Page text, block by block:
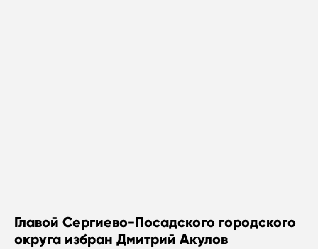
Главой Сергиево-Посадского городского
округа избран Дмитрий Акулов